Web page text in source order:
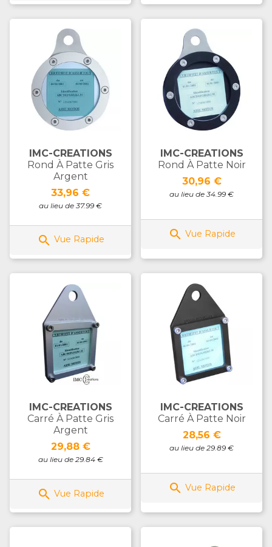
IMC-CREATIONS
Rond À Patte Gris
Argent
Prix
33,96 €
au lieu de 37.99 €
 Vue Rapide
IMC-CREATIONS
Rond À Patte Noir
Prix
30,96 €
au lieu de 34.99 €
 Vue Rapide
IMC-CREATIONS
Carré À Patte Gris
Argent
Prix
29,88 €
au lieu de 29.84 €
 Vue Rapide
IMC-CREATIONS
Carré À Patte Noir
Prix
28,56 €
au lieu de 29.89 €
 Vue Rapide